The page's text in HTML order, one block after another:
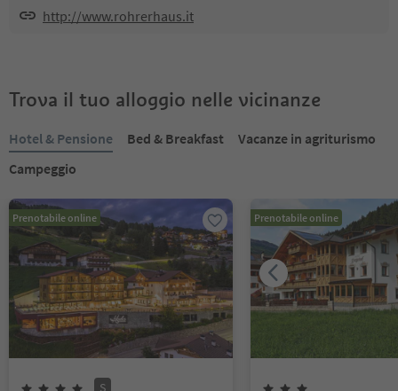
http://www.rohrerhaus.it
Trova il tuo alloggio nelle vicinanze
Hotel & Pensione Bed & Breakfast
Vacanze in agriturismo
Campeggio
Prenotabile online
S
Prenotabile online